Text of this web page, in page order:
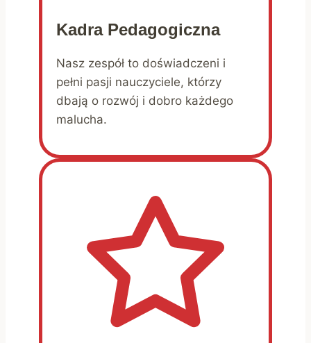
Kadra Pedagogiczna
Nasz zespół to doświadczeni i
pełni pasji nauczyciele, którzy
dbają o rozwój i dobro każdego
malucha.